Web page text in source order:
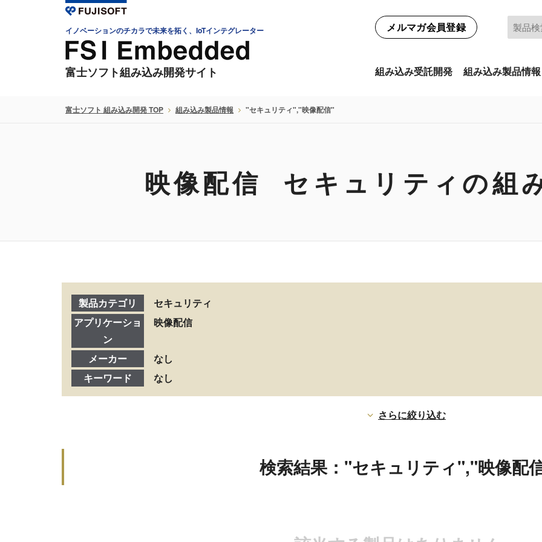
イノベーションのチカラで未来を拓く、IoTインテグレーター
富士ソフト組み込み開発サイト
メルマガ会員登録
組み込み受託開発 組み込み製品情報
富士ソフト 組み込み開発 TOP 組み込み製品情報 "セキュリティ","映像配信"
映像配信 セキュリティの組
製品カテゴリ
セキュリティ
アプリケーショ
ン
映像配信
メーカー
なし
キーワード
なし
さらに絞り込む
検索結果："セキュリティ","映像配